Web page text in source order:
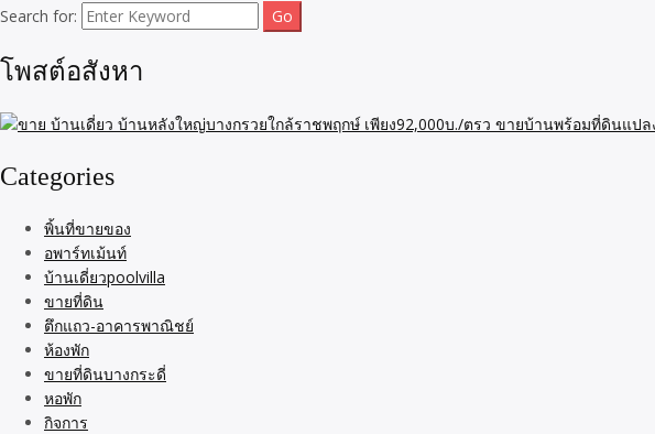
Search for:
โพสต์อสังหา
Categories
พิ้นที่ขายของ
อพาร์ทเม้นท์
บ้านเดี่ยวpoolvilla
ขายที่ดิน
ตึกแถว-อาคารพาณิชย์
ห้องพัก
ขายที่ดินบางกระดี่
หอพัก
กิจการ